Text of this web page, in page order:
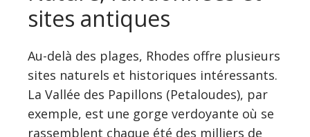
sites antiques
Au-delà des plages, Rhodes offre plusieurs
sites naturels et historiques intéressants.
La Vallée des Papillons (Petaloudes), par
exemple, est une gorge verdoyante où se
rassemblent chaque été des milliers de